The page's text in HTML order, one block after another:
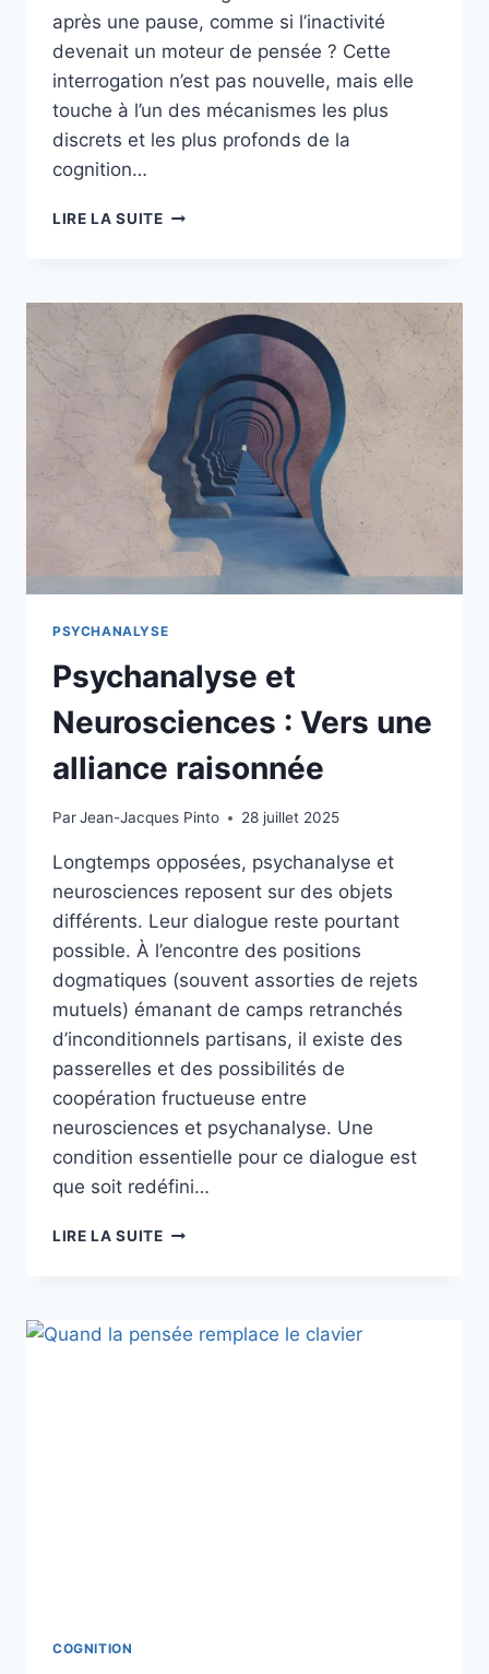
après une pause, comme si l’inactivité
devenait un moteur de pensée ? Cette
interrogation n’est pas nouvelle, mais elle
touche à l’un des mécanismes les plus
discrets et les plus profonds de la
cognition…
LIRE LA SUITE
PSYCHANALYSE
Psychanalyse et
Neurosciences : Vers une
alliance raisonnée
ParJean-Jacques Pinto 28 juillet 2025
Longtemps opposées, psychanalyse et
neurosciences reposent sur des objets
différents. Leur dialogue reste pourtant
possible. À l’encontre des positions
dogmatiques (souvent assorties de rejets
mutuels) émanant de camps retranchés
d’inconditionnels partisans, il existe des
passerelles et des possibilités de
coopération fructueuse entre
neurosciences et psychanalyse. Une
condition essentielle pour ce dialogue est
que soit redéfini…
LIRE LA SUITE
COGNITION